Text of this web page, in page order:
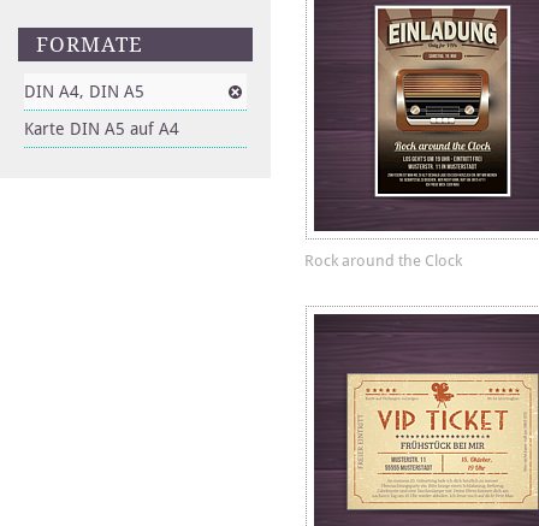
FORMATE
DIN A4, DIN A5
Karte DIN A5 auf A4
Rock around the Clock